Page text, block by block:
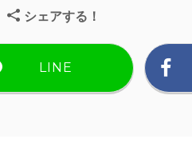
シェアする！
LINE